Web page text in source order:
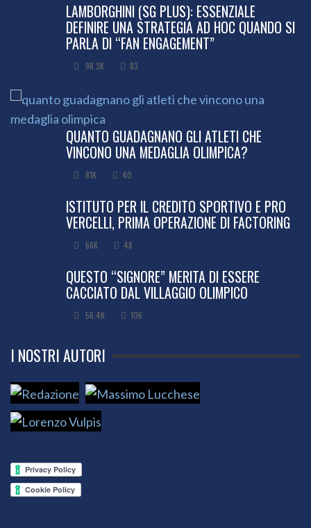
LAMBORGHINI (SG PLUS): ESSENZIALE
DEFINIRE UNA STRATEGIA AD HOC QUANDO SI
PARLA DI “FAN ENGAGEMENT”
98.3K 83
QUANTO GUADAGNANO GLI ATLETI CHE
VINCONO UNA MEDAGLIA OLIMPICA?
81K 40
ISTITUTO PER IL CREDITO SPORTIVO E PRO
VERCELLI, PRIMA OPERAZIONE DI FACTORING
66K 48
QUESTO “SIGNORE” MERITA DI ESSERE
CACCIATO DAL VILLAGGIO OLIMPICO
56.4K 106
I NOSTRI AUTORI